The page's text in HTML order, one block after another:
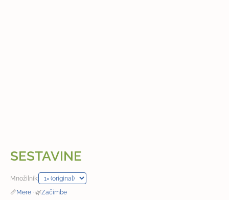
SESTAVINE
Množilnik:
📏Mere · 🌿Začimbe